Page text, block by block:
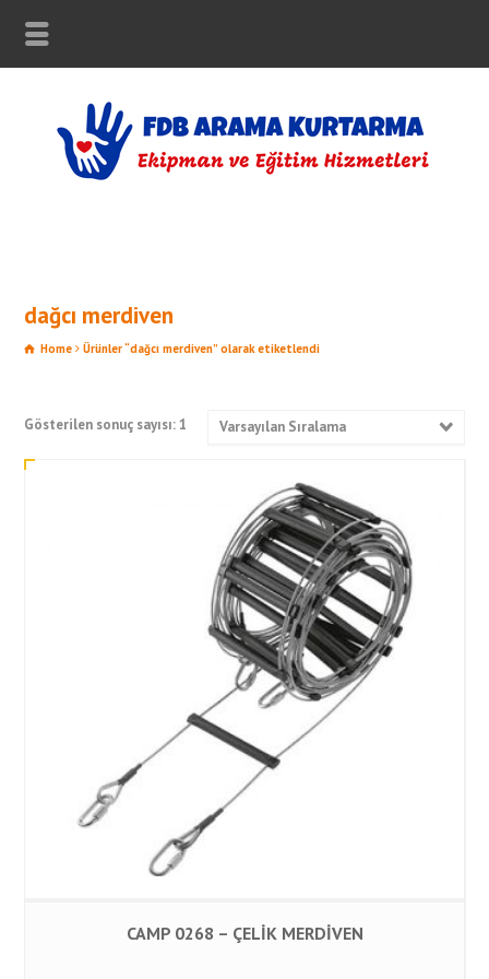
dağcı merdiven
Home Ürünler “dağcı merdiven” olarak etiketlendi
Gösterilen sonuç sayısı: 1 Varsayılan Sıralama
CAMP 0268 – ÇELİK MERDİVEN